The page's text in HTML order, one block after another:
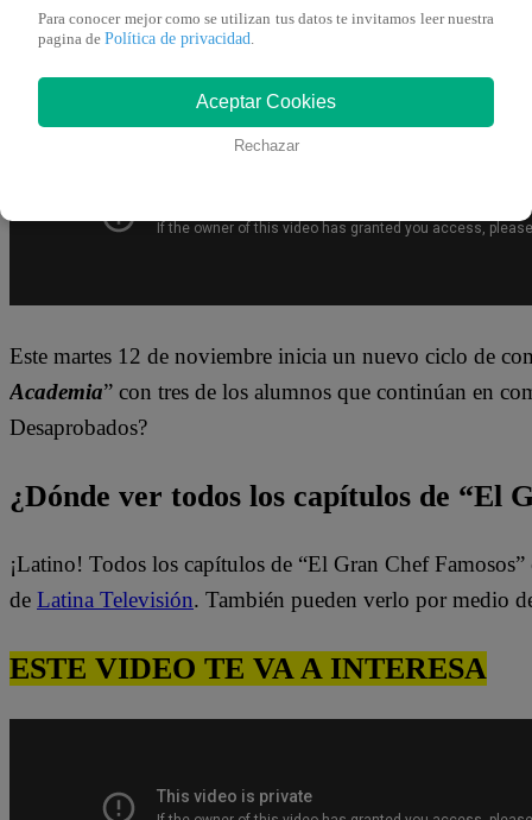
“Mondongo con cau cau” y “Salí con pejerrey”.
auxiliar, la miss de reemplazo. O tal vez lo haga tan
buenas noches”, aseguró.
Este martes 12 de noviembre inicia un nuevo ciclo de
Academia” con tres de los alumnos que continúan en
Desaprobados?
¿Dónde ver todos los capítulos de “El
¡Latino! Todos los capítulos de “El Gran Chef
de Latina Televisión. También pueden verlo por medio
ESTE VIDEO TE VA A INTERESA
Para conocer mejor como se utilizan tus datos te invitamos leer nuestra
pagina de Política de privacidad
Aceptar Cookies
Rechazar